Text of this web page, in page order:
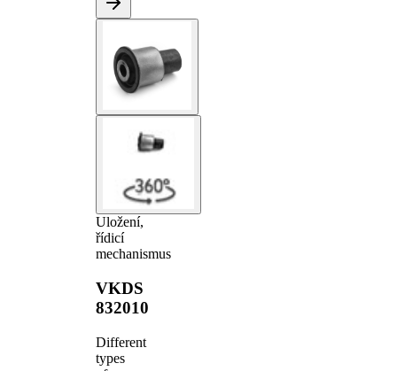
Uložení,
řídicí
mechanismus
VKDS
832010
Different
types